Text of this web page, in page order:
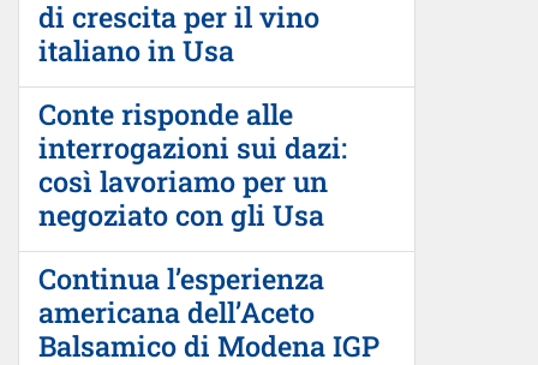
di crescita per il vino
italiano in Usa
Conte risponde alle
interrogazioni sui dazi:
così lavoriamo per un
negoziato con gli Usa
Continua l’esperienza
americana dell’Aceto
Balsamico di Modena IGP